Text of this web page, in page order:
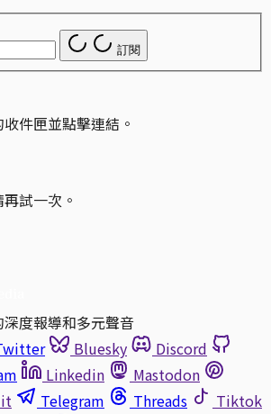
訂閱
件匣並點擊連結。
試一次。
度報導和多元聲音
Bluesky
Discord
Linkedin
Mastodon
Telegram Threads
Tiktok